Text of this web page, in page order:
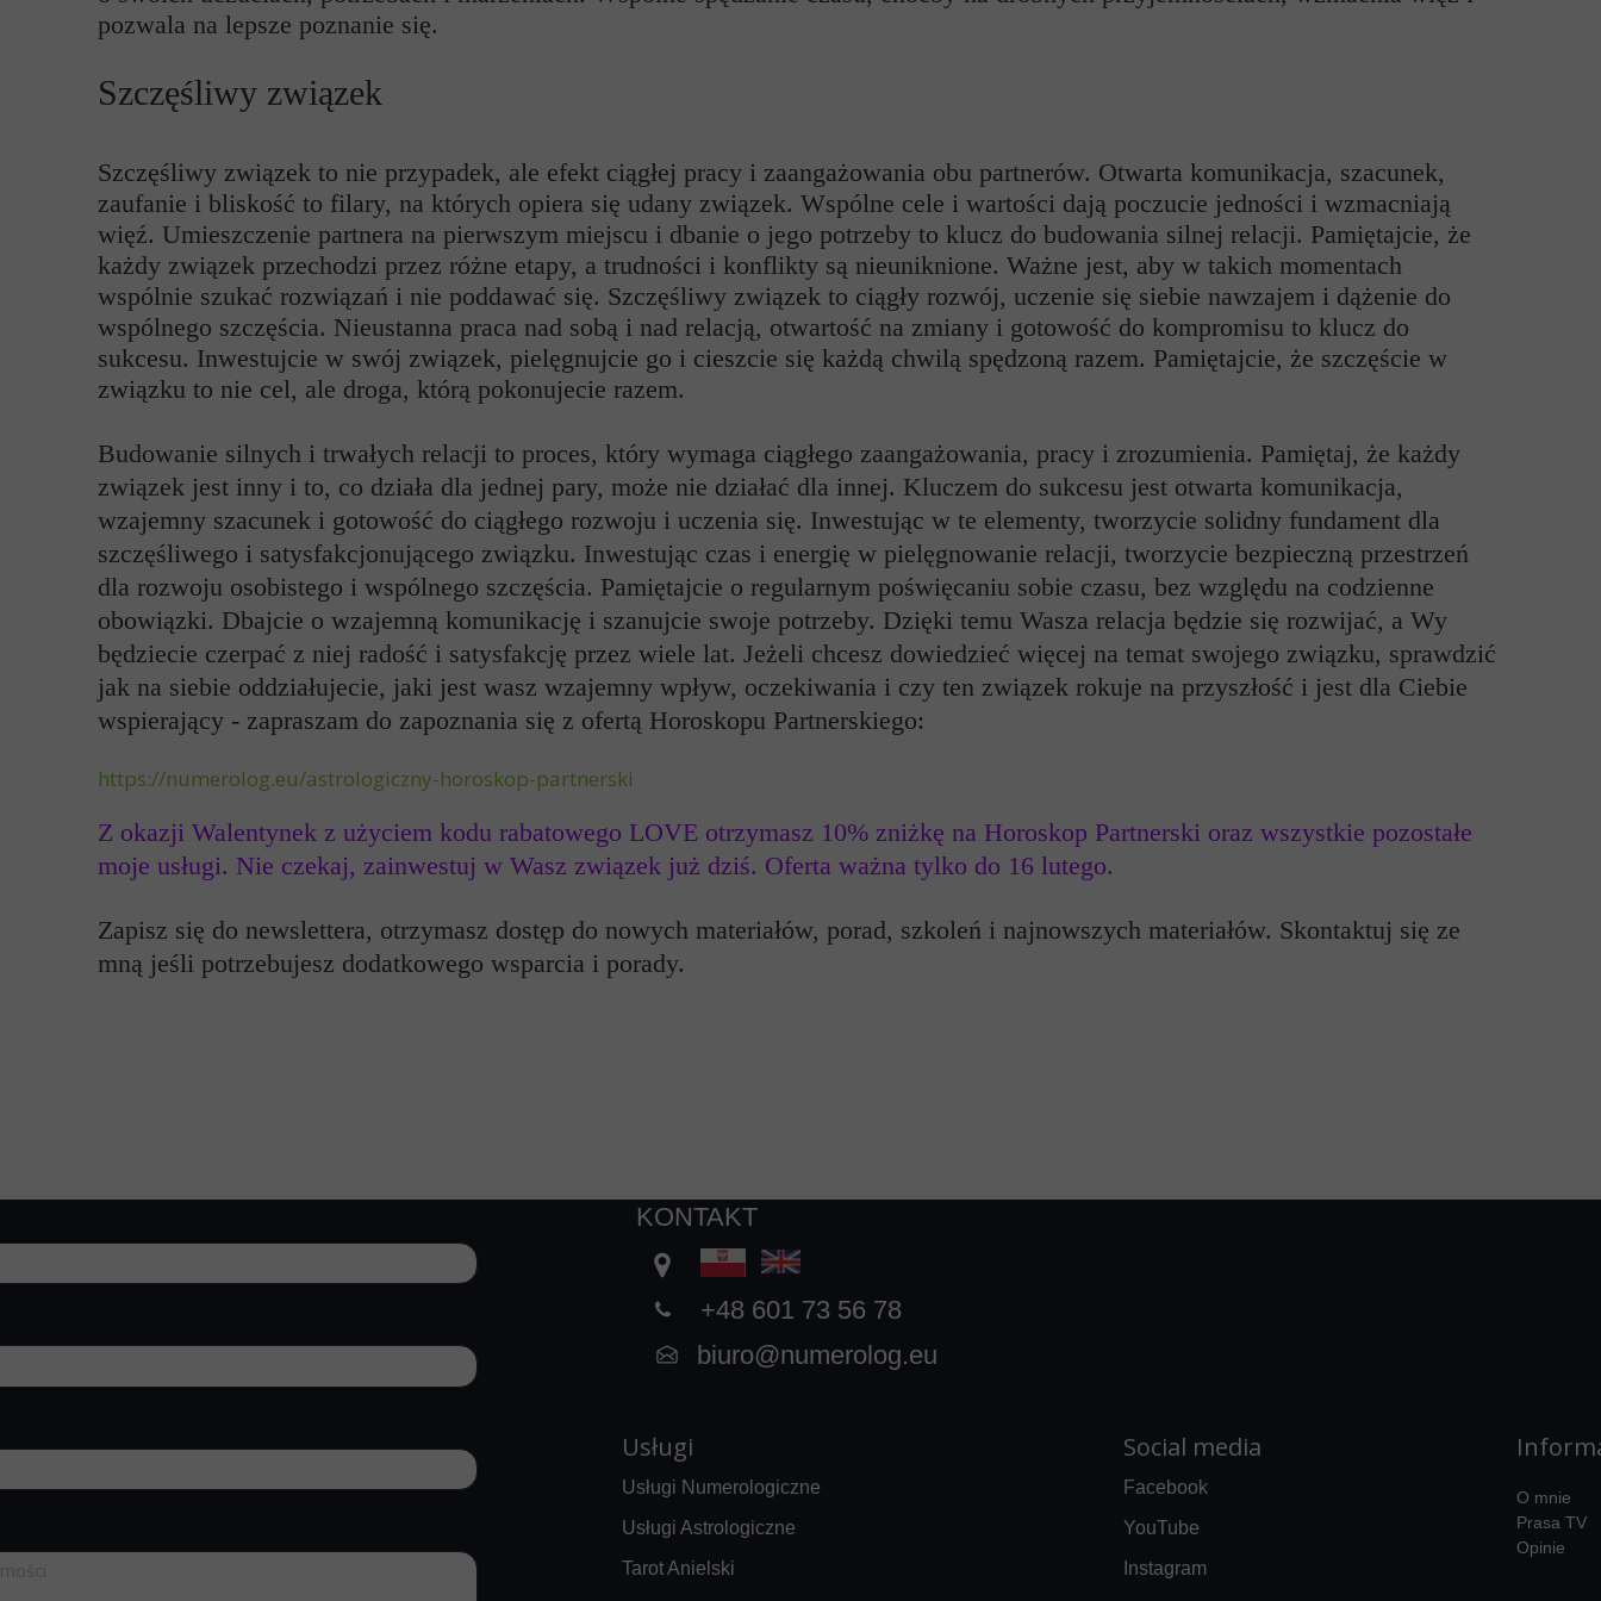
pozwala na lepsze poznanie się.
Szczęśliwy związek
Szczęśliwy związek to nie przypadek, ale efekt ciągłej pracy i zaangażowania obu partnerów. Otwarta komunikacja, szacunek,
zaufanie i bliskość to filary, na których opiera się udany związek. Wspólne cele i wartości dają poczucie jedności i wzmacniają
więź. Umieszczenie partnera na pierwszym miejscu i dbanie o jego potrzeby to klucz do budowania silnej relacji. Pamiętajcie, że
każdy związek przechodzi przez różne etapy, a trudności i konflikty są nieuniknione. Ważne jest, aby w takich momentach
wspólnie szukać rozwiązań i nie poddawać się. Szczęśliwy związek to ciągły rozwój, uczenie się siebie nawzajem i dążenie do
wspólnego szczęścia. Nieustanna praca nad sobą i nad relacją, otwartość na zmiany i gotowość do kompromisu to klucz do
sukcesu. Inwestujcie w swój związek, pielęgnujcie go i cieszcie się każdą chwilą spędzoną razem. Pamiętajcie, że szczęście w
związku to nie cel, ale droga, którą pokonujecie razem.
Budowanie silnych i trwałych relacji to proces, który wymaga ciągłego zaangażowania, pracy i zrozumienia. Pamiętaj, że każdy
związek jest inny i to, co działa dla jednej pary, może nie działać dla innej. Kluczem do sukcesu jest otwarta komunikacja,
wzajemny szacunek i gotowość do ciągłego rozwoju i uczenia się. Inwestując w te elementy, tworzycie solidny fundament dla
szczęśliwego i satysfakcjonującego związku. Inwestując czas i energię w pielęgnowanie relacji, tworzycie bezpieczną przestrzeń
dla rozwoju osobistego i wspólnego szczęścia. Pamiętajcie o regularnym poświęcaniu sobie czasu, bez względu na codzienne
obowiązki. Dbajcie o wzajemną komunikację i szanujcie swoje potrzeby. Dzięki temu Wasza relacja będzie się rozwijać, a Wy
będziecie czerpać z niej radość i satysfakcję przez wiele lat. Jeżeli chcesz dowiedzieć więcej na temat swojego związku, sprawdzić
jak na siebie oddziałujecie, jaki jest wasz wzajemny wpływ, oczekiwania i czy ten związek rokuje na przyszłość i jest dla Ciebie
wspierający - zapraszam do zapoznania się z ofertą Horoskopu Partnerskiego:
https://numerolog.eu/astrologiczny-horoskop-partnerski
Z okazji Walentynek z użyciem kodu rabatowego LOVE otrzymasz 10% zniżkę na Horoskop Partnerski oraz wszystkie pozostałe
moje usługi. Nie czekaj, zainwestuj w Wasz związek już dziś. Oferta ważna tylko do 16 lutego.
Zapisz się do newslettera, otrzymasz dostęp do nowych materiałów, porad, szkoleń i najnowszych materiałów. Skontaktuj się ze
mną jeśli potrzebujesz dodatkowego wsparcia i porady.
O mnie
Prasa TV
Opinie
KONTAKT
+48 601 73 56 78
biuro@numerolog.eu
Usługi
Usługi Numerologiczne
Usługi Astrologiczne
Tarot Anielski
Social media
Facebook
YouTube
Instagram